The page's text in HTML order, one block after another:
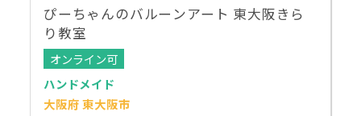
ぴーちゃんのバルーンアート 東大阪きら
り教室
オンライン可
ハンドメイド
大阪府 東大阪市